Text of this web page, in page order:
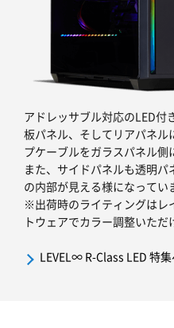
アドレッサブル対応のLED付
板パネル、そしてリアパネル
プケーブルをガラスパネル側
また、サイドパネルも透明
の内部が見える様になってい
※出荷時のライティングはレ
トウェアでカラー調整いただ
LEVEL∞ R-Class LED 特